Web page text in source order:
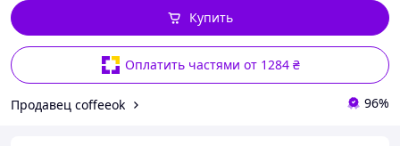
Оплатить частями от 1284 ₴
Купить
Продавец coffeeok 96%